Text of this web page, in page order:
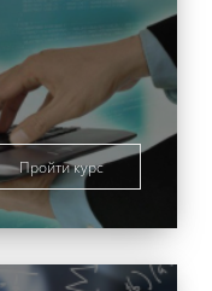
Пройти курс